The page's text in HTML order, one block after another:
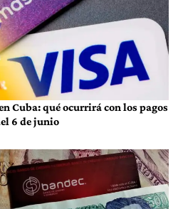
Cuba: qué ocurrirá con los pagos
6 de junio